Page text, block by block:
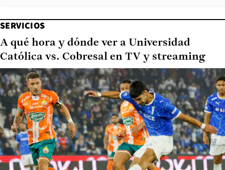
SERVICIOS
A qué hora y dónde ver a Universidad
Católica vs. Cobresal en TV y streaming